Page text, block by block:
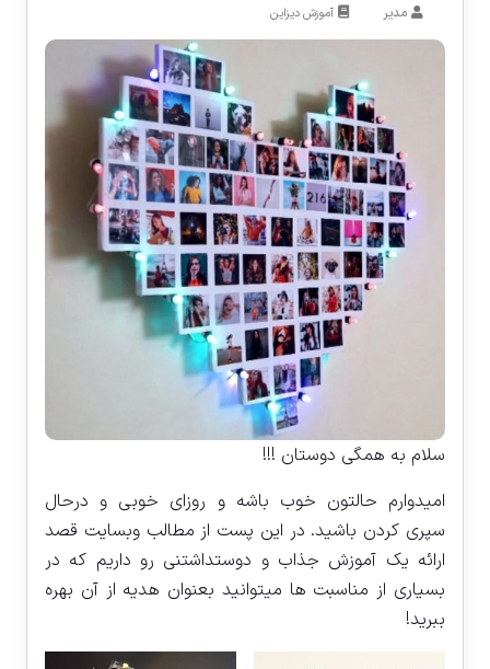
مدیر آموزش دیزاین
سلام به همگی دوستان !!!
امیدوارم حالتون خوب باشه و روزای خوبی و درحال
سپری کردن باشید. در این پست از مطالب وبسایت قصد
ارائه یک آموزش جذاب و دوستداشتنی رو داریم که در
بسیاری از مناسبت ها میتوانید بعنوان هدیه از آن بهره
ببرید!